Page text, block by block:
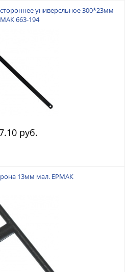
универсльное 300*23мм
663-194
руб.
13мм мал. ЕРМАК